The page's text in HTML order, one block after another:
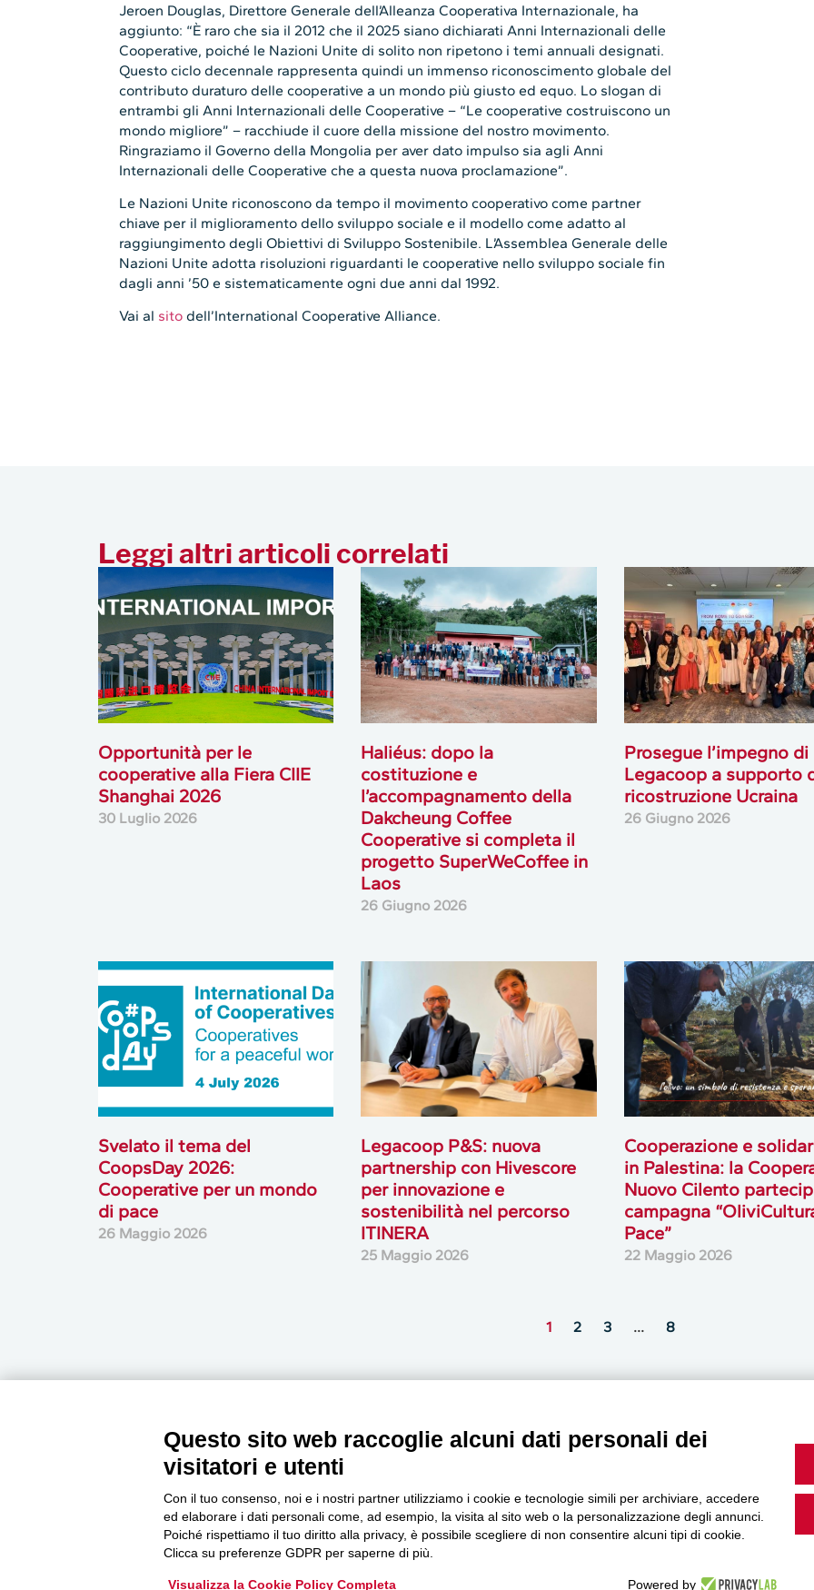
Jeroen Douglas, Direttore Generale dell’Alleanza Cooperativa Internazionale, ha
aggiunto: “È raro che sia il 2012 che il 2025 siano dichiarati Anni Internazionali delle
Cooperative, poiché le Nazioni Unite di solito non ripetono i temi annuali designati.
Questo ciclo decennale rappresenta quindi un immenso riconoscimento globale del
contributo duraturo delle cooperative a un mondo più giusto ed equo. Lo slogan di
entrambi gli Anni Internazionali delle Cooperative – “Le cooperative costruiscono un
mondo migliore” – racchiude il cuore della missione del nostro movimento.
Ringraziamo il Governo della Mongolia per aver dato impulso sia agli Anni
Internazionali delle Cooperative che a questa nuova proclamazione”.
Le Nazioni Unite riconoscono da tempo il movimento cooperativo come partner
chiave per il miglioramento dello sviluppo sociale e il modello come adatto al
raggiungimento degli Obiettivi di Sviluppo Sostenibile. L’Assemblea Generale delle
Nazioni Unite adotta risoluzioni riguardanti le cooperative nello sviluppo sociale fin
dagli anni ’50 e sistematicamente ogni due anni dal 1992.
Vai al sito dell’International Cooperative Alliance.
Leggi altri articoli correlati
Opportunità per le
cooperative alla Fiera CIIE
Shanghai 2026
30 Luglio 2026
Haliéus: dopo la
costituzione e
l’accompagnamento della
Dakcheung Coffee
Cooperative si completa il
progetto SuperWeCoffee in
Laos
26 Giugno 2026
Prosegue l’impegno di
Legacoop a supporto
ricostruzione Ucraina
26 Giugno 2026
Svelato il tema del
CoopsDay 2026:
Cooperative per un mondo
di pace
26 Maggio 2026
Legacoop P&S: nuova
partnership con Hivescore
per innovazione e
sostenibilità nel percorso
ITINERA
25 Maggio 2026
Cooperazione e
in Palestina: la
Nuovo Cilento
campagna
Pace”
22 Maggio 2026
1 2 3 … 8
Newsletter
Accedi o iscriviti alla nostra Newsletter Legacoop
Informazioni per restare sempre aggiornati sul
mondo della cooperazione.
Questo sito web raccoglie alcuni dati personali dei
visitatori e utenti
Con il tuo consenso, noi e i nostri partner utilizziamo i cookie e tecnologie simili per archiviare, accedere
ed elaborare i dati personali come, ad esempio, la visita al sito web o la personalizzazione degli annunci.
Poiché rispettiamo il tuo diritto alla privacy, è possibile scegliere di non consentire alcuni tipi di cookie.
Clicca su preferenze GDPR per saperne di più.
Visualizza la Cookie Policy Completa Powered by